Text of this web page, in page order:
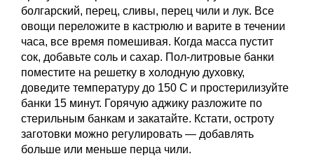
болгарский, перец, сливы, перец чили и лук. Все
овощи переложите в кастрюлю и варите в течении
часа, все время помешивая. Когда масса пустит
сок, добавьте соль и сахар. Пол-литровые банки
поместите на решетку в холодную духовку,
доведите температуру до 150 С и простерилизуйте
банки 15 минут. Горячую аджику разложите по
стерильным банкам и закатайте. Кстати, остроту
заготовки можно регулировать — добавлять
больше или меньше перца чили.